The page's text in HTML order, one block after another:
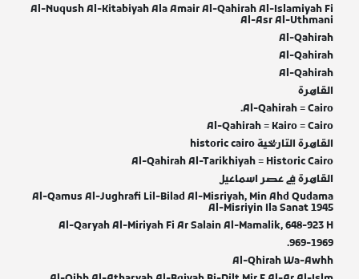
Al-Nuqush Al-Kitabiyah Ala Amair Al-Qahirah Al-Islamiyah Fi
Al-Asr Al-Uthmani
Al-Qahirah
Al-Qahirah
Al-Qahirah
‪القاهرة
Al-Qahirah = Cairo.
Al-Qahirah = Kairo = Cairo
القاهرة التاريخية historic cairo
Al-Qahirah Al-Tarikhiyah = Historic Cairo
القاهرة في عصر اسماعيل
Al-Qamus Al-Jughrafi Lil-Bilad Al-Misriyah, Min Ahd Qudama
Al-Misriyin Ila Sanat 1945
Al-Qaryah Al-Miriyah Fi Ar Salain Al-Mamalik, 648-923 H
969-1969.
Al-Qhirah Wa-Awhh